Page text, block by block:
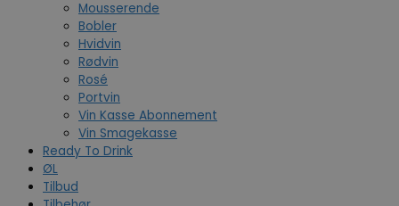
Mousserende
Bobler
Hvidvin
Rødvin
Rosé
Portvin
Vin Kasse Abonnement
Vin Smagekasse
Ready To Drink
ØL
Tilbud